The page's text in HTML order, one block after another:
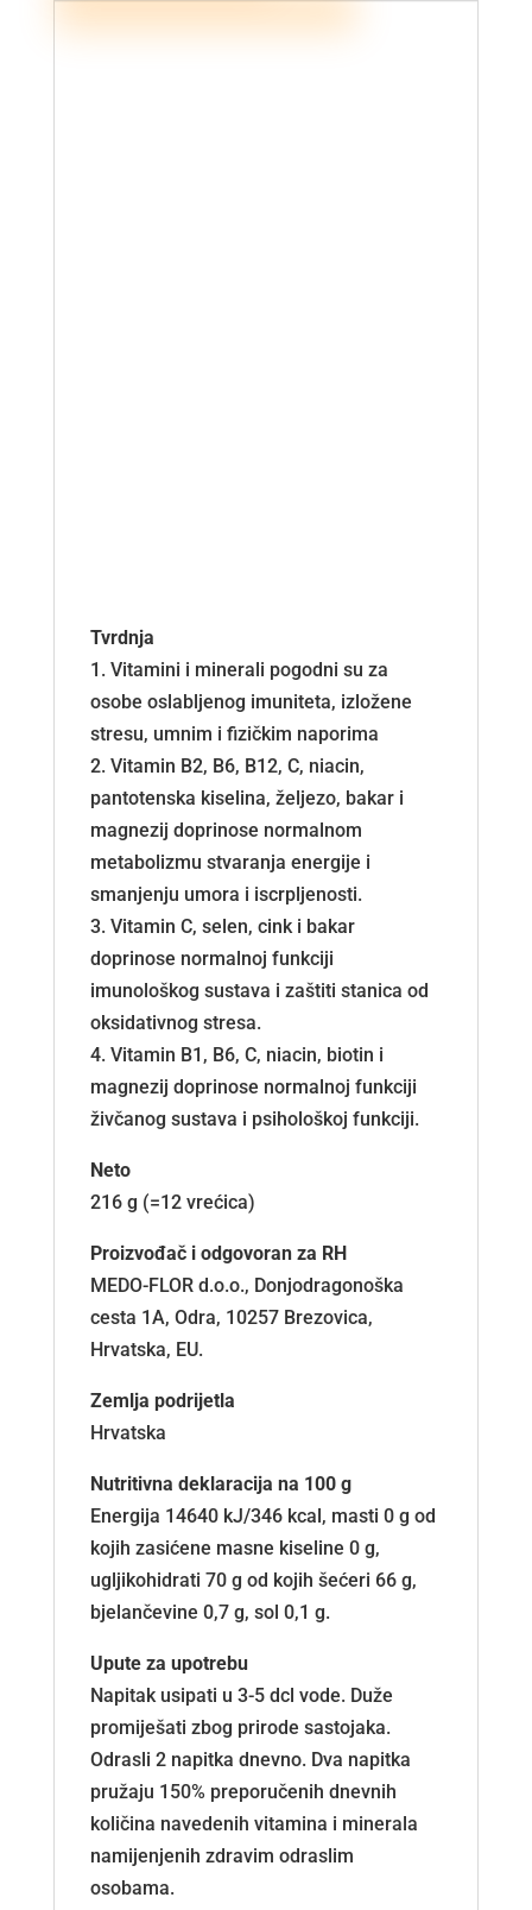
Tvrdnja
1. Vitamini i minerali pogodni su za
osobe oslabljenog imuniteta, izložene
stresu, umnim i fizičkim naporima
2. Vitamin B2, B6, B12, C, niacin,
pantotenska kiselina, željezo, bakar i
magnezij doprinose normalnom
metabolizmu stvaranja energije i
smanjenju umora i iscrpljenosti.
3. Vitamin C, selen, cink i bakar
doprinose normalnoj funkciji
imunološkog sustava i zaštiti stanica od
oksidativnog stresa.
4. Vitamin B1, B6, C, niacin, biotin i
magnezij doprinose normalnoj funkciji
živčanog sustava i psihološkoj funkciji.
Neto
216 g (=12 vrećica)
Proizvođač i odgovoran za RH
MEDO-FLOR d.o.o., Donjodragonoška
cesta 1A, Odra, 10257 Brezovica,
Hrvatska, EU.
Zemlja podrijetla
Hrvatska
Nutritivna deklaracija na 100 g
Energija 14640 kJ/346 kcal, masti 0 g od
kojih zasićene masne kiseline 0 g,
ugljikohidrati 70 g od kojih šećeri 66 g,
bjelančevine 0,7 g, sol 0,1 g.
Upute za upotrebu
Napitak usipati u 3-5 dcl vode. Duže
promiješati zbog prirode sastojaka.
Odrasli 2 napitka dnevno. Dva napitka
pružaju 150% preporučenih dnevnih
količina navedenih vitamina i minerala
namijenjenih zdravim odraslim
osobama.